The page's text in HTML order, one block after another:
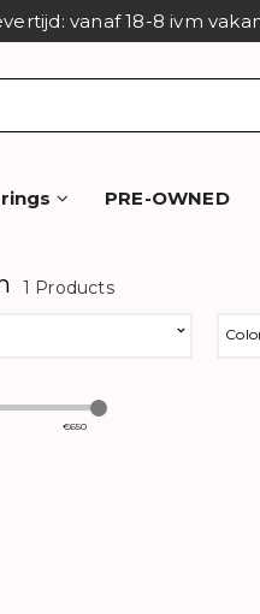
vanaf 18-8 ivm
PRE-OWNED
1 Products
€650